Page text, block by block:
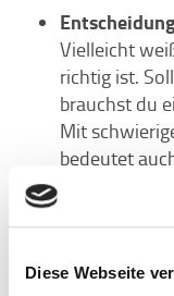
Diese Webseite
Vielleicht
richtig ist.
brauchst du
Mit
bedeutet
kann in
eine